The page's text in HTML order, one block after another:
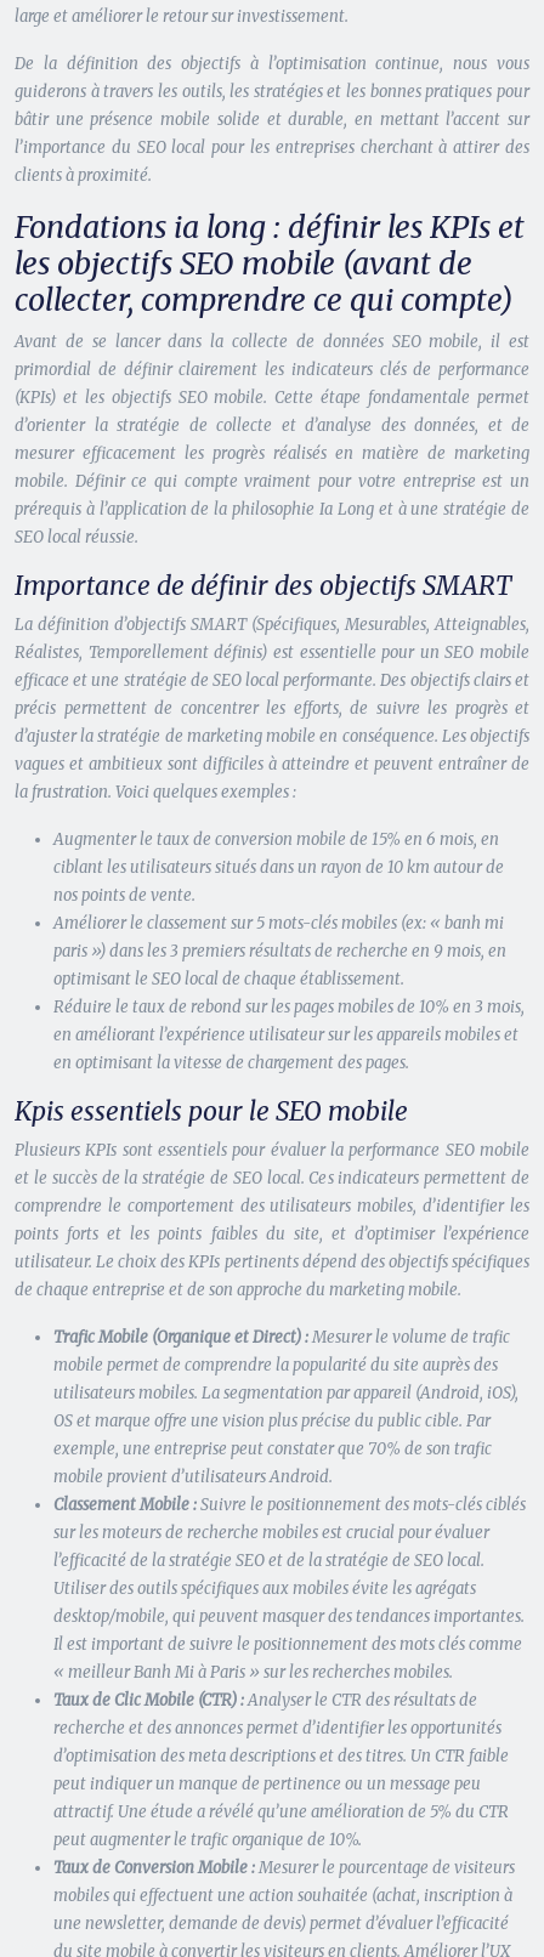
large et améliorer le retour sur investissement.
De la définition des objectifs à l’optimisation continue, nous vous
guiderons à travers les outils, les stratégies et les bonnes pratiques pour
bâtir une présence mobile solide et durable, en mettant l’accent sur
l’importance du SEO local pour les entreprises cherchant à attirer des
clients à proximité.
Fondations ia long : définir les KPIs et
les objectifs SEO mobile (avant de
collecter, comprendre ce qui compte)
Avant de se lancer dans la collecte de données SEO mobile, il est
primordial de définir clairement les indicateurs clés de performance
(KPIs) et les objectifs SEO mobile. Cette étape fondamentale permet
d’orienter la stratégie de collecte et d’analyse des données, et de
mesurer efficacement les progrès réalisés en matière de marketing
mobile. Définir ce qui compte vraiment pour votre entreprise est un
prérequis à l’application de la philosophie Ia Long et à une stratégie de
SEO local réussie.
Importance de définir des objectifs SMART
La définition d’objectifs SMART (Spécifiques, Mesurables, Atteignables,
Réalistes, Temporellement définis) est essentielle pour un SEO mobile
efficace et une stratégie de SEO local performante. Des objectifs clairs et
précis permettent de concentrer les efforts, de suivre les progrès et
d’ajuster la stratégie de marketing mobile en conséquence. Les objectifs
vagues et ambitieux sont difficiles à atteindre et peuvent entraîner de
la frustration. Voici quelques exemples :
Augmenter le taux de conversion mobile de 15% en 6 mois, en
ciblant les utilisateurs situés dans un rayon de 10 km autour de
nos points de vente.
Améliorer le classement sur 5 mots-clés mobiles (ex: « banh mi
paris ») dans les 3 premiers résultats de recherche en 9 mois, en
optimisant le SEO local de chaque établissement.
Réduire le taux de rebond sur les pages mobiles de 10% en 3 mois,
en améliorant l’expérience utilisateur sur les appareils mobiles et
en optimisant la vitesse de chargement des pages.
Kpis essentiels pour le SEO mobile
Plusieurs KPIs sont essentiels pour évaluer la performance SEO mobile
et le succès de la stratégie de SEO local. Ces indicateurs permettent de
comprendre le comportement des utilisateurs mobiles, d’identifier les
points forts et les points faibles du site, et d’optimiser l’expérience
utilisateur. Le choix des KPIs pertinents dépend des objectifs spécifiques
de chaque entreprise et de son approche du marketing mobile.
Trafic Mobile (Organique et Direct) :Mesurer le volume de trafic
mobile permet de comprendre la popularité du site auprès des
utilisateurs mobiles. La segmentation par appareil (Android, iOS),
OS et marque offre une vision plus précise du public cible. Par
exemple, une entreprise peut constater que 70% de son trafic
mobile provient d’utilisateurs Android.
Classement Mobile :Suivre le positionnement des mots-clés ciblés
sur les moteurs de recherche mobiles est crucial pour évaluer
l’efficacité de la stratégie SEO et de la stratégie de SEO local.
Utiliser des outils spécifiques aux mobiles évite les agrégats
desktop/mobile, qui peuvent masquer des tendances importantes.
Il est important de suivre le positionnement des mots clés comme
« meilleur Banh Mi à Paris » sur les recherches mobiles.
Taux de Clic Mobile (CTR) :Analyser le CTR des résultats de
recherche et des annonces permet d’identifier les opportunités
d’optimisation des meta descriptions et des titres. Un CTR faible
peut indiquer un manque de pertinence ou un message peu
attractif. Une étude a révélé qu’une amélioration de 5% du CTR
peut augmenter le trafic organique de 10%.
Taux de Conversion Mobile :Mesurer le pourcentage de visiteurs
mobiles qui effectuent une action souhaitée (achat, inscription à
une newsletter, demande de devis) permet d’évaluer l’efficacité
du site mobile à convertir les visiteurs en clients. Améliorer l’UX